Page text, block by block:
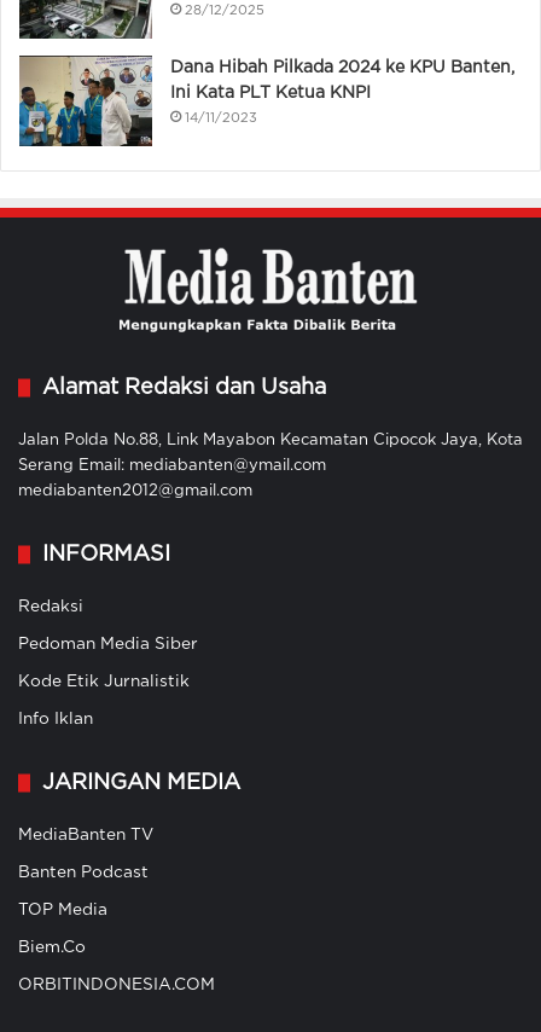
28/12/2025
Dana Hibah Pilkada 2024 ke KPU Banten,
Ini Kata PLT Ketua KNPI
14/11/2023
Alamat Redaksi dan Usaha
Jalan Polda No.88, Link Mayabon Kecamatan Cipocok Jaya, Kota
Serang Email: mediabanten@ymail.com
mediabanten2012@gmail.com
INFORMASI
Redaksi
Pedoman Media Siber
Kode Etik Jurnalistik
Info Iklan
JARINGAN MEDIA
MediaBanten TV
Banten Podcast
TOP Media
Biem.Co
ORBITINDONESIA.COM